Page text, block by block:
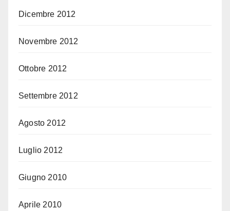
Dicembre 2012
Novembre 2012
Ottobre 2012
Settembre 2012
Agosto 2012
Luglio 2012
Giugno 2010
Aprile 2010